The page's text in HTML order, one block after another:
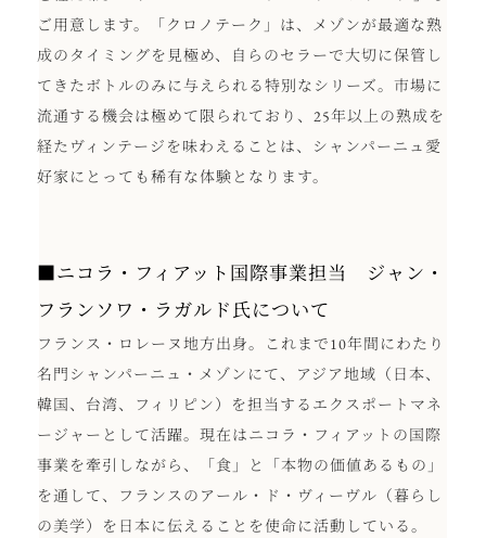
ご用意します。「クロノテーク」は、メゾンが最適な熟
成のタイミングを見極め、自らのセラーで大切に保管し
てきたボトルのみに与えられる特別なシリーズ。市場に
流通する機会は極めて限られており、25年以上の熟成を
経たヴィンテージを味わえることは、シャンパーニュ愛
好家にとっても稀有な体験となります。
■ニコラ・フィアット国際事業担当 ジャン・
フランソワ・ラガルド氏について
フランス・ロレーヌ地方出身。これまで10年間にわたり
名門シャンパーニュ・メゾンにて、アジア地域（日本、
韓国、台湾、フィリピン）を担当するエクスポートマネ
ージャーとして活躍。現在はニコラ・フィアットの国際
事業を牽引しながら、「食」と「本物の価値あるもの」
を通して、フランスのアール・ド・ヴィーヴル（暮らし
の美学）を日本に伝えることを使命に活動している。